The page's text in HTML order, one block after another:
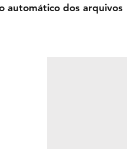
automático dos arquivos